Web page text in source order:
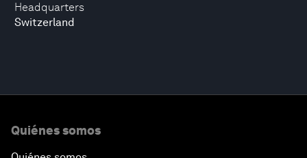
Headquarters
Switzerland
Quiénes somos